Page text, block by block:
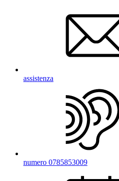
assistenza
numero 0785853009